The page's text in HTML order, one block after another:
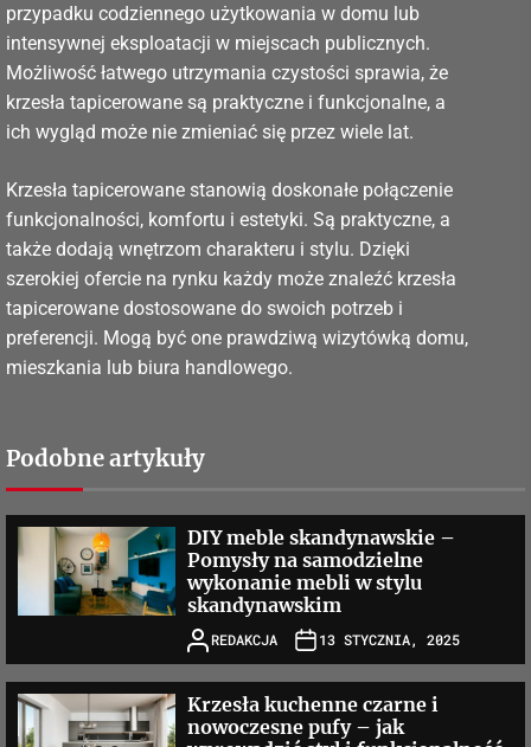
przypadku codziennego użytkowania w domu lub
intensywnej eksploatacji w miejscach publicznych.
Możliwość łatwego utrzymania czystości sprawia, że
krzesła tapicerowane są praktyczne i funkcjonalne, a
ich wygląd może nie zmieniać się przez wiele lat.
Krzesła tapicerowane stanowią doskonałe połączenie
funkcjonalności, komfortu i estetyki. Są praktyczne, a
także dodają wnętrzom charakteru i stylu. Dzięki
szerokiej ofercie na rynku każdy może znaleźć krzesła
tapicerowane dostosowane do swoich potrzeb i
preferencji. Mogą być one prawdziwą wizytówką domu,
mieszkania lub biura handlowego.
Podobne artykuły
DIY meble skandynawskie –
Pomysły na samodzielne
wykonanie mebli w stylu
skandynawskim
REDAKCJA 13 STYCZNIA, 2025
Krzesła kuchenne czarne i
nowoczesne pufy – jak